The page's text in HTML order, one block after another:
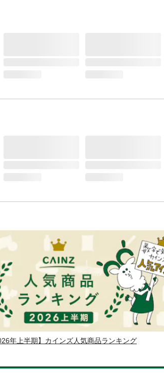
年上半期】カインズ人気商品ランキング